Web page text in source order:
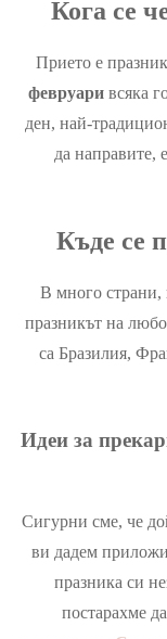
Кога се
Прието е
февруари всяка
ден, най-
да направите,
Къде се
В много страни,
празникът на
са Бразилия,
Идеи за
Сигурни сме, че
ви дадем
празника си
постарахме